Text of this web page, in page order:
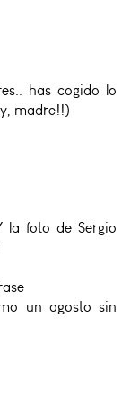
has cogido lo
madre!!)
la foto de Sergio
un agosto sin